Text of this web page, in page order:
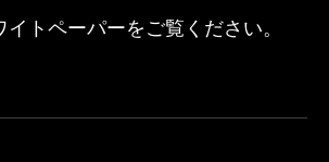
トペーパーをご覧ください。